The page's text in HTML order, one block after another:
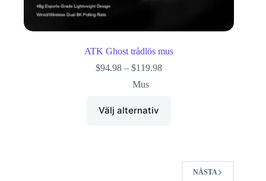
ATK Ghost trådlös mus
$94.98 – $119.98
Mus
Välj alternativ
NÄSTA